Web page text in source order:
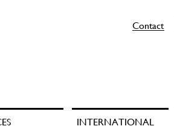
Contact
INTERNATIONAL